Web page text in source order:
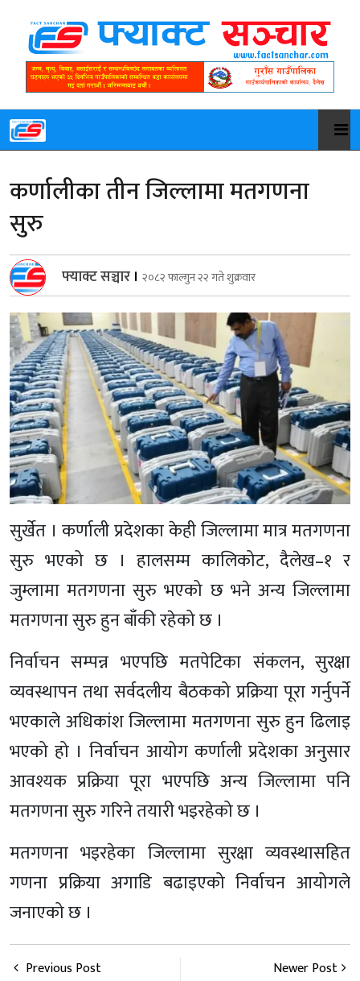
कर्णालीका तीन जिल्लामा मतगणना
सुरु
फ्याक्ट सञ्चार । २०८२ फाल्गुन २२ गते शुक्रवार
सुर्खेत । कर्णाली प्रदेशका केही जिल्लामा मात्र मतगणना
सुरु भएको छ । हालसम्म कालिकोट, दैलेख–१ र
जुम्लामा मतगणना सुरु भएको छ भने अन्य जिल्लामा
मतगणना सुरु हुन बाँकी रहेको छ ।
निर्वाचन सम्पन्न भएपछि मतपेटिका संकलन, सुरक्षा
व्यवस्थापन तथा सर्वदलीय बैठकको प्रक्रिया पूरा गर्नुपर्ने
भएकाले अधिकांश जिल्लामा मतगणना सुरु हुन ढिलाइ
भएको हो । निर्वाचन आयोग कर्णाली प्रदेशका अनुसार
आवश्यक प्रक्रिया पूरा भएपछि अन्य जिल्लामा पनि
मतगणना सुरु गरिने तयारी भइरहेको छ ।
मतगणना भइरहेका जिल्लामा सुरक्षा व्यवस्थासहित
गणना प्रक्रिया अगाडि बढाइएको निर्वाचन आयोगले
जनाएको छ ।
Previous Post
Newer Post